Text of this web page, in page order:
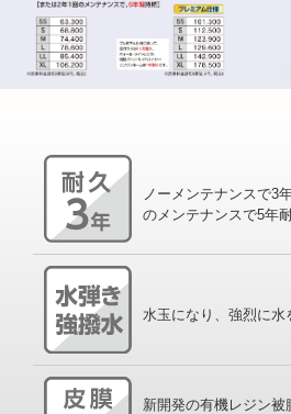
ノーメンテナンスで3
のメンテナンスで5年耐
水玉になり、強烈に水
新開発の有機レジン被